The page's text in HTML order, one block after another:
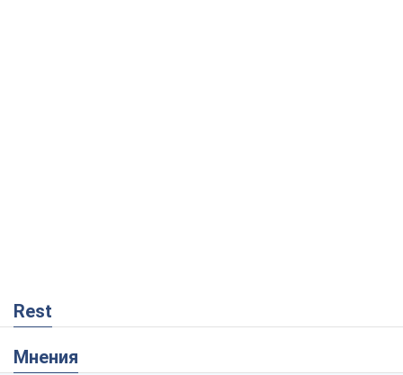
Rest
Мнения